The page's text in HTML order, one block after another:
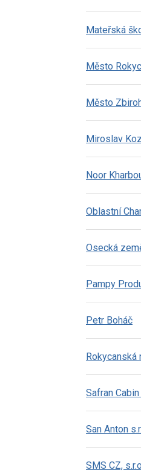
Mateřská
Město
Město
Miroslav
Noor
Oblastní
Osecká
Pampy
Petr Boháč
Rokycanská
Safran Cabin
San Anton
SMS CZ,